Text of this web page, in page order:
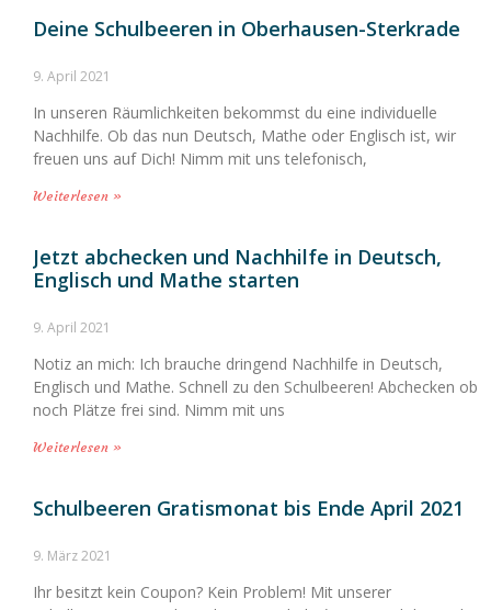
Deine Schulbeeren in Oberhausen-Sterkrade
9. April 2021
In unseren Räumlichkeiten bekommst du eine individuelle
Nachhilfe. Ob das nun Deutsch, Mathe oder Englisch ist, wir
freuen uns auf Dich! Nimm mit uns telefonisch,
Weiterlesen »
Jetzt abchecken und Nachhilfe in Deutsch,
Englisch und Mathe starten
9. April 2021
Notiz an mich: Ich brauche dringend Nachhilfe in Deutsch,
Englisch und Mathe. Schnell zu den Schulbeeren! Abchecken ob
noch Plätze frei sind. Nimm mit uns
Weiterlesen »
Schulbeeren Gratismonat bis Ende April 2021
9. März 2021
Ihr besitzt kein Coupon? Kein Problem! Mit unserer